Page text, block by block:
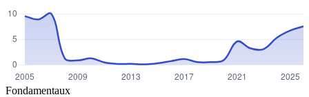
Fondamentaux